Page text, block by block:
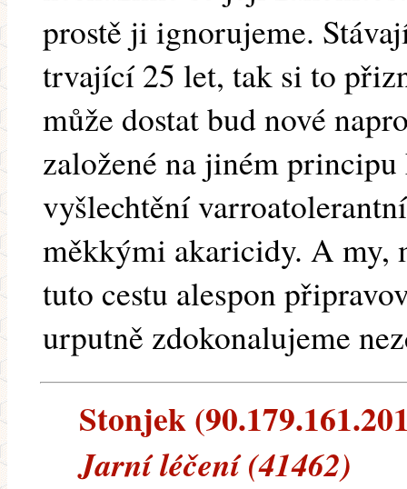
prostě ji ignorujeme.
trvající 25 let, tak si to
může dostat bud nové
založené na jiném
vyšlechtění
měkkými akaricidy. A my,
tuto cestu alespon
urputně zdokonalujeme
Stonjek
Jarní léčení (41462)